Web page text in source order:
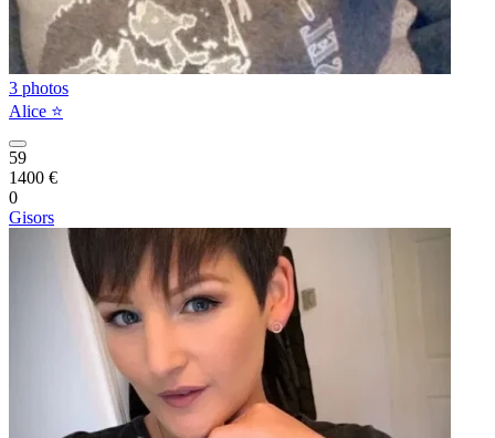
3 photos
Alice ⭐️
59
1400 €
0
Gisors